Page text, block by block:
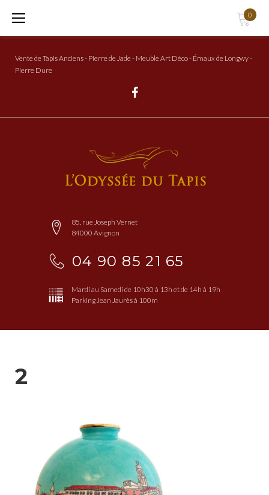
0
Vente de Tapis Anciens - Pierre de Jade - Meuble Art Déco - Émaux de Longwy -
Pierre Dure
85, rue Joseph Vernet
84000 Avignon
04 90 85 21 65
Mardi au Samedi de 10h30 à 13h et de 14h à 19h
Parking Jean Jaurès à 100m
2